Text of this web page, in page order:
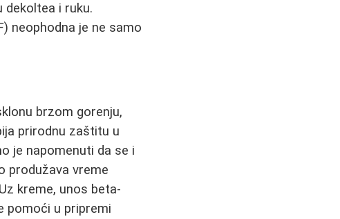
dekoltea i ruku.
neophodna je ne samo
brzom gorenju,
prirodnu zaštitu u
je napomenuti da se i
produžava vreme
kreme, unos beta-
pomoći u pripremi